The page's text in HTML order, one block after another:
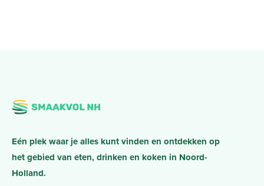
Eén plek waar je alles kunt vinden en ontdekken op
het gebied van eten, drinken en koken in Noord-
Holland.